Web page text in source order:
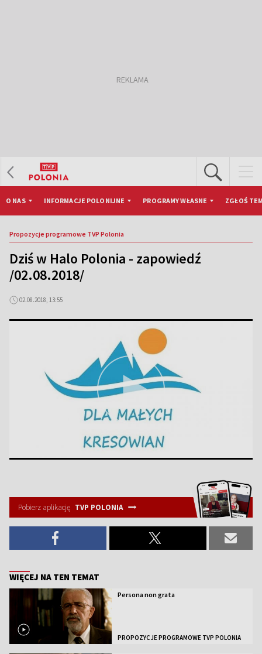
O NAS INFORMACJE POLONIJNE PROGRAMY WŁASNE ZGŁOŚ
Propozycje programowe TVP Polonia
Dziś w Halo Polonia - zapowiedź
/02.08.2018/
02.08.2018, 13:55
Pobierz aplikację TVP POLONIA
WIĘCEJ NA TEN TEMAT
Persona non grata
PROPOZYCJE PROGRAMOWE TVP POLONIA